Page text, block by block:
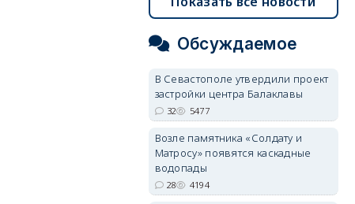
Обсуждаемое
В Севастополе утвердили проект
застройки центра Балаклавы
32 5477
Возле памятника «Солдату и
Матросу» появятся каскадные
водопады
28 4194